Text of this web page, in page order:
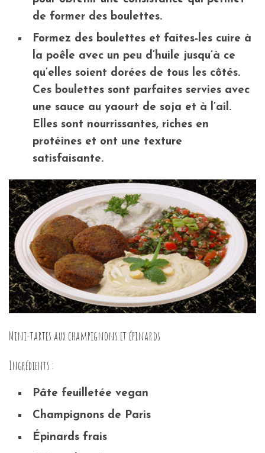
de former des boulettes.
Formez des boulettes et faites-les cuire à
la poêle avec un peu d’huile jusqu’à ce
qu’elles soient dorées de tous les côtés.
Ces boulettes sont parfaites servies avec
une sauce au yaourt de soja et à l’ail.
Elles sont nourrissantes, riches en
protéines et ont une texture
satisfaisante.
Mini-tartes aux champignons et épinards
Ingrédients :
Pâte feuilletée vegan
Champignons de Paris
Épinards frais